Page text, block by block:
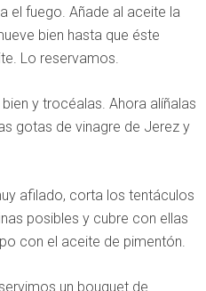
el fuego. Añade al aceite la
bien hasta que éste
Lo reservamos.
y trocéalas. Ahora alíñalas
gotas de vinagre de Jerez y
afilado, corta los tentáculos
posibles y cubre con ellas
con el aceite de pimentón.
un bouquet de